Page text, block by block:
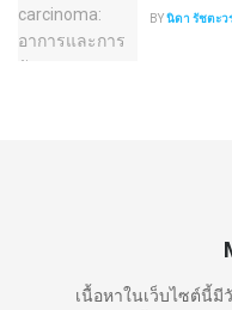
BYนิดา รัชตะว
เนื้อหาในเว็บไซต์นี้มี